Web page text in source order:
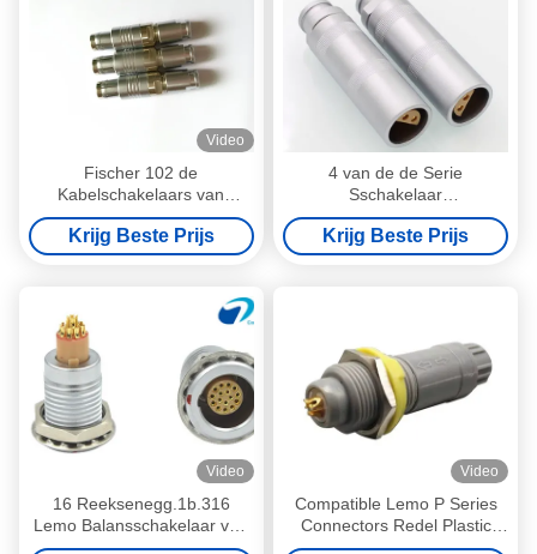
Video
Fischer 102 de
Kabelschakelaars van
Groottefischer 4 Speld Cirkel
Balansschakelaars
Krijg Beste Prijs
4 van de de Serie
Sschakelaar
PCA.0S.304.CLLD van
speldlemo van de de
Maanschakelaar Halve de
Krijg Beste Prijs
Video
16 Reeksenegg.1b.316
Lemo Balansschakelaar van
Speld Vrouwelijke Lemo B
Video
Compatible Lemo P Series
Connectors Redel Plastic
Push-Pull Self-Locking